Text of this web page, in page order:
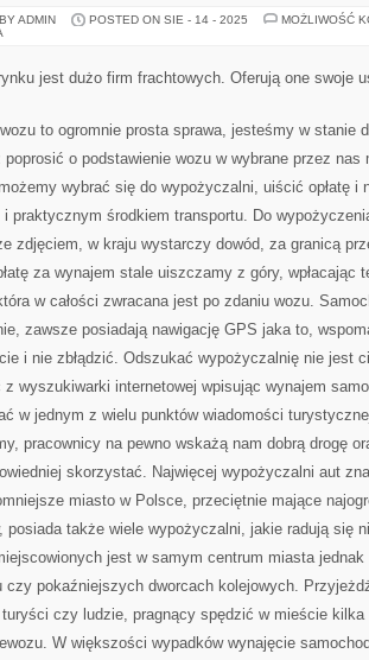
ADMIN POSTED ON SIE - 14 - 2025
MOŻLIWOŚĆ
jest dużo firm frachtowych. Oferują one swoje
to ogromnie prosta sprawa, jesteśmy w stanie
poprosić o podstawienie wozu w wybrane przez
wybrać się do wypożyczalni, uiścić opłatę i
i praktycznym środkiem transportu. Do
zdjęciem, w kraju wystarczy dowód, za granicą
za wynajem stale uiszczamy z góry, wpłacając
w całości zwracana jest po zdaniu wozu.
zawsze posiadają nawigację GPS jaka to,
i nie zbłądzić. Odszukać wypożyczalnię nie jest
wyszukiwarki internetowej wpisując wynajem
w jednym z wielu punktów wiadomości
pracownicy na pewno wskażą nam dobrą drogę
skorzystać. Najwięcej wypożyczalni aut
miasto w Polsce, przeciętnie mające
posiada także wiele wypożyczalni, jakie radują się
jest w samym centrum miasta jednak
czy pokaźniejszych dworcach kolejowych.
turyści czy ludzie, pragnący spędzić w mieście
W większości wypadków wynajęcie